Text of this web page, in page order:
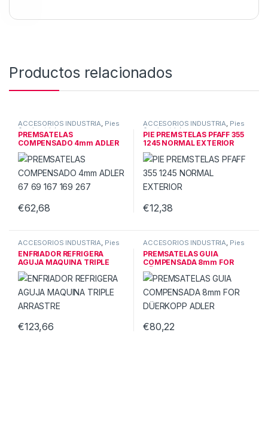
Productos relacionados
ACCESORIOS INDUSTRIA, Pies
& guias triple
PREMSATELAS
COMPENSADO 4mm ADLER
67 69 167 169 267
€62,68
ACCESORIOS INDUSTRIA, Pies
& guias triple
PIE PREMSTELAS PFAFF 355
1245 NORMAL EXTERIOR
€12,38
ACCESORIOS INDUSTRIA, Pies
& guias triple
ENFRIADOR REFRIGERA
AGUJA MAQUINA TRIPLE
ARRASTRE
€123,66
ACCESORIOS INDUSTRIA, Pies
& guias triple
PREMSATELAS GUIA
COMPENSADA 8mm FOR
DÜERKOPP ADLER
€80,22